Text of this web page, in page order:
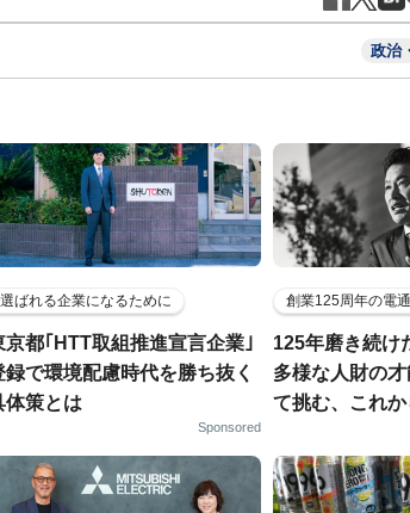
政治
選ばれる企業になるために
京都｢HTT取組推進宣言企業｣
録で環境配慮時代を勝ち抜く
体策とは
Sponsored
創業125周年の電
125年磨き続け
多様な人財の
て挑む、これ